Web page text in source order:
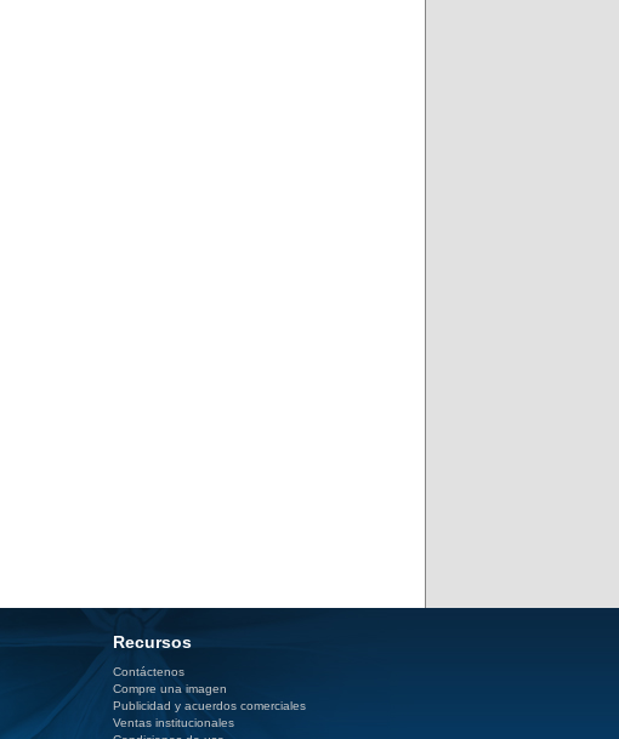
Recursos
Contáctenos
Compre una imagen
Publicidad y acuerdos comerciales
Ventas institucionales